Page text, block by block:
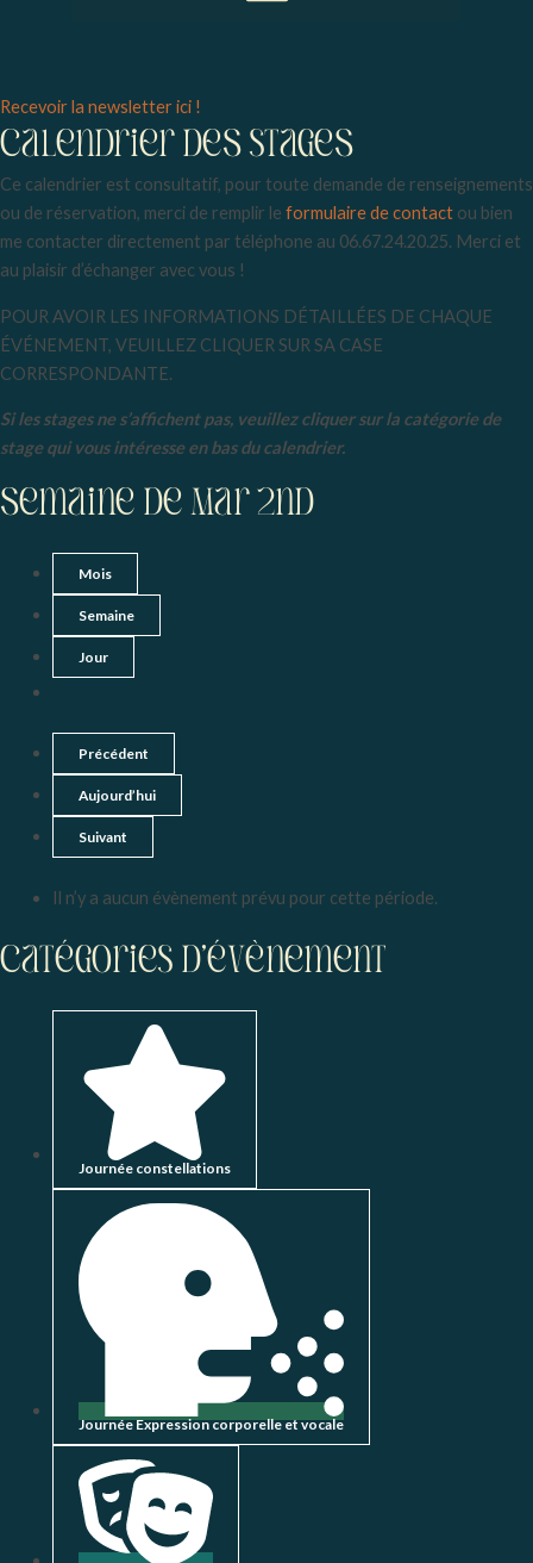
Recevoir la newsletter ici !
Calendrier deS stageS
Ce calendrier est consultatif, pour toute demande de renseignements
ou de réservation, merci de remplir le formulaire de contact ou bien
me contacter directement par téléphone au 06.67.24.20.25. Merci et
au plaisir d’échanger avec vous !
POUR AVOIR LES INFORMATIONS DÉTAILLÉES DE CHAQUE
ÉVÉNEMENT, VEUILLEZ CLIQUER SUR SA CASE
CORRESPONDANTE.
Si les stages ne s’affichent pas, veuillez cliquer sur la catégorie de
stage qui vous intéresse en bas du calendrier.
Semaine de Mar 2nd
Mois
Semaine
Jour
Précédent
Aujourd’hui
Suivant
Il n’y a aucun évènement prévu pour cette période.
Catégories d’évènement
Journée constellations
Journée Expression corporelle et vocale